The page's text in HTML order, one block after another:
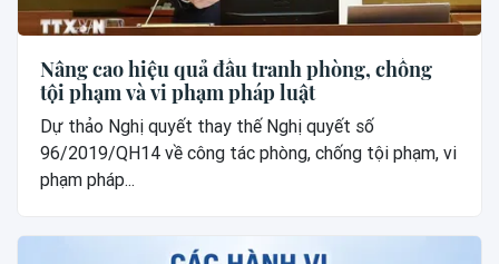
Nâng cao hiệu quả đấu tranh phòng, chống
tội phạm và vi phạm pháp luật
Dự thảo Nghị quyết thay thế Nghị quyết số
96/2019/QH14 về công tác phòng, chống tội phạm, vi
phạm pháp...